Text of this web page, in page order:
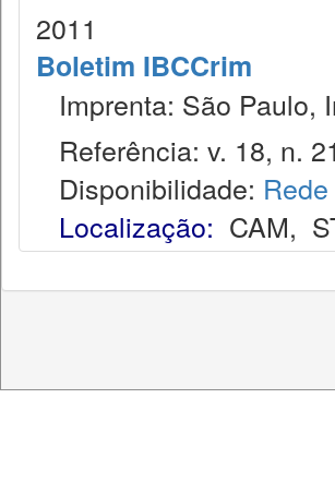
2011
Boletim IBCCrim
Imprenta: São Paulo,
Referência: v. 18, n.
Disponibilidade:
Localização: CAM,